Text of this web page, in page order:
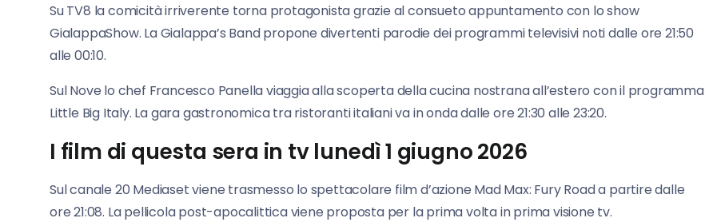
Su TV8 la comicità irriverente torna protagonista grazie al consueto appuntamento con lo show
GialappaShow. La Gialappa’s Band propone divertenti parodie dei programmi televisivi noti dalle ore 21:50
alle 00:10.
Sul Nove lo chef Francesco Panella viaggia alla scoperta della cucina nostrana all’estero con il programma
Little Big Italy. La gara gastronomica tra ristoranti italiani va in onda dalle ore 21:30 alle 23:20.
I film di questa sera in tv lunedì 1 giugno 2026
Sul canale 20 Mediaset viene trasmesso lo spettacolare film d’azione Mad Max: Fury Road a partire dalle
ore 21:08. La pellicola post-apocalittica viene proposta per la prima volta in prima visione tv.